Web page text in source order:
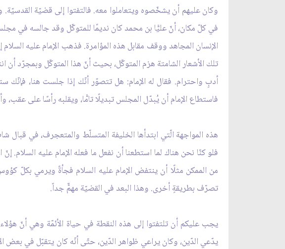
وكان عليهم أن يشخّصوه ويتعاملوا معه. فالتفتوا إلى قضيّة
في كلّ مكان، أنّ عليًّا بن محمد كان نديمًا للمتوكّل وقد جالسه في مجلس
الإنسان المجاهد ووقف مقابل هذه المؤامرة. فذهب الإمام عليه
تلك الأشعار الشامتة هزم المتوكّل، بحيث أنّ هذا المتوكّل وبمجرّد
أدبٍ واحترام. فقال له الإمام: هل تتصوّر أنّك إذا جلست هنا،
فاستطاع الإمام أن يُبدّل المجلس تبديلًا تامًّا، ويقلبه رأسًا على عقب،
هذه المواجهة الّتي ابتدأها الخليفة المتسلّط والمتعجرف، في
فلو كنّا نحن هناك لما استطعنا أن نفعل ما فعله الإمام عليه
من الممكن مثلًا أن ينتفض الإمام عليه السلام فجأةً ويرمي بكلّ
تصرّف بطريقةٍ أخرى. وهذا البعد في القضيّة مهمٌّ جداً.
يجب عليكم أن تلتفتوا إلى هذه النقطة في حياة الأئمّة وهي أنّ
يدّعي الدّين، وكان يراعي ظواهر الدّين، حتّى أنّه كان يتقبّل في بعض